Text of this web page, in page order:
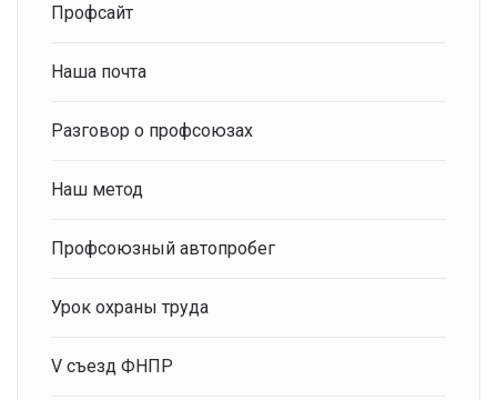
Профсайт
Наша почта
Разговор о профсоюзах
Наш метод
Профсоюзный автопробег
Урок охраны труда
V съезд ФНПР